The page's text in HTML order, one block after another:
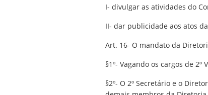
I- divulgar as atividades do
II- dar publicidade aos atos
Art. 16- O mandato da
§1º- Vagando os cargos de
§2º- O 2º Secretário e o